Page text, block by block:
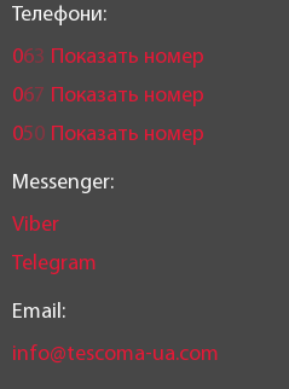
Телефони:
063 Показать номер
067 Показать номер
050 Показать номер
Messenger:
Viber
Telegram
Email:
info@tescoma-ua.com